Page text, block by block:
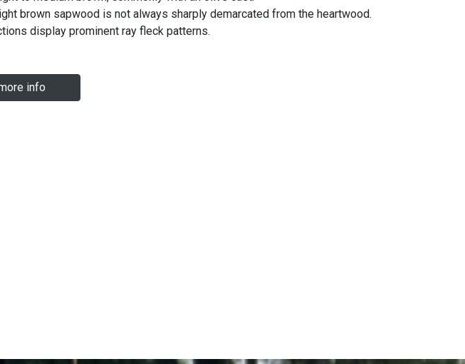
brown sapwood is not always sharply demarcated from the heartwood.
display prominent ray fleck patterns.
info